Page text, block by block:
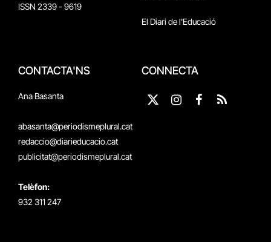
ISSN 2339 - 9619
El Diari de l'Educació
CONTACTA'NS
Ana Basanta
abasanta@periodismeplural.cat
redaccio@diarieducacio.cat
publicitat@periodismeplural.cat
Telèfon:
932 311 247
CONNECTA
X
Instagram
Facebook
RSS